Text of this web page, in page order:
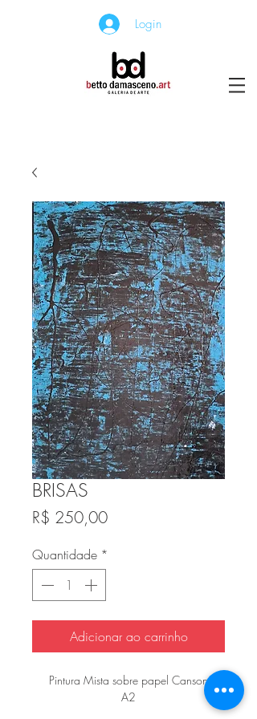
Login
BRISAS
R$ 250,00Preço
Quantidade *
Adicionar ao carrinho
Pintura Mista sobre papel Canson
A2